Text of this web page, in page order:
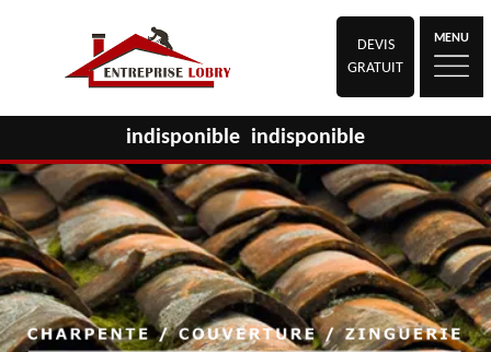
DEVIS
GRATUIT
MENU
indisponible indisponible